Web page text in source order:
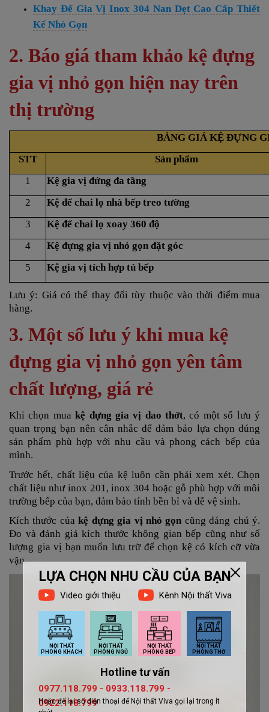
Khay Để Gia Vị Inox 304 Nan Dẹt Cao Cấp Thiết
Kế Nhỏ Gọn
2. Báo giá tham khảo kệ đựng
gia vị nhỏ gọn hiện nay trên
thị trường
BẢNG GIÁ KỆ ĐỰNG
STT
Sản phẩm
1
Kệ gia vị đứng đa tầng
2
Kệ để chai lọ nhà bếp treo tường
3
Kệ để chai lọ xoay 360 độ
4
Kệ đựng gia vị nhỏ gọn đặt góc
5
Kệ gia vị tích hợp tủ bếp
Lưu ý: Giá có thể thay đổi tùy thuộc vào thời điểm mua
hàng.
3. Một số lưu ý khi mua kệ
đựng gia vị nhỏ gọn yên tâm
chất lượng, giá rẻ
Khi chọn muakệ đựng gia vị dao thớt, có một số lưu ý
quan trọng bạn nên cân nhắc để đảm bảo lựa chọn đúng
sản phẩm phù hợp với nhu cầu và phong cách bếp của
mình.
Trước hết, chất liệu của kệ luôn cần phải xem xét. Chọn
chất liệu như inox 201, inox 304 hoặc gỗ phù hợp với môi
trường bếp của bạn, đảm bảo tính bền bỉ và dễ vệ sinh.
Kích thước củakệ đựng gia vị nhỏ gọn cũng đáng chú ý.
Đo và đánh giá kích thước không gian bếp cũng như số
lượng gia vị bạn muốn lưu trữ để chọn kệ có kích cỡ vừa
vặn.